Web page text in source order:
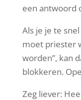
een antwoord
Als je je te
moet priester
worden”, kan
blokkeren.
Zeg liever: